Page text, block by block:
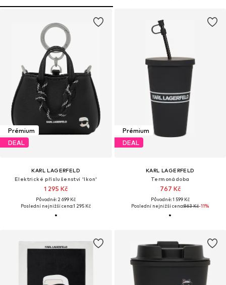
Prémium
DEAL
KARL LAGERFELD
Elektrické příslušenství 'Ikon'
1 295 Kč
Původně: 2 699 Kč
Poslední nejnižší cena:1 295 Kč
Prémium
DEAL
KARL LAGERFELD
Termonádoba
767 Kč
Původně: 1 599 Kč
Poslední nejnižší cena:863 Kč-11%